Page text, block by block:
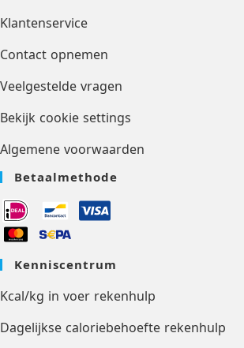
Klantenservice
Contact opnemen
Veelgestelde vragen
Bekijk cookie settings
Algemene voorwaarden
Betaalmethode
Kenniscentrum
Kcal/kg in voer rekenhulp
Dagelijkse caloriebehoefte rekenhulp